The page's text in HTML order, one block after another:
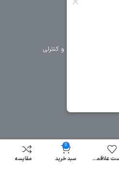
تجهیزات حفاظتی و کنترلی
لیست علاقمندی
0
سبد خرید مقایسه